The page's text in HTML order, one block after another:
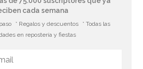
cada semana
* Regalos y descuentos
* Todas las
en repostería y fiestas